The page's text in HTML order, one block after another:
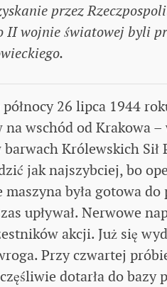
przez
II wojnie światowej byli
północy 26 lipca 1944
wschód od Krakowa
barwach Królewskich
jak najszybciej, bo
była gotowa
upływał. Nerwowe
akcji. Już się
Przy czwartej
dotarła do bazy